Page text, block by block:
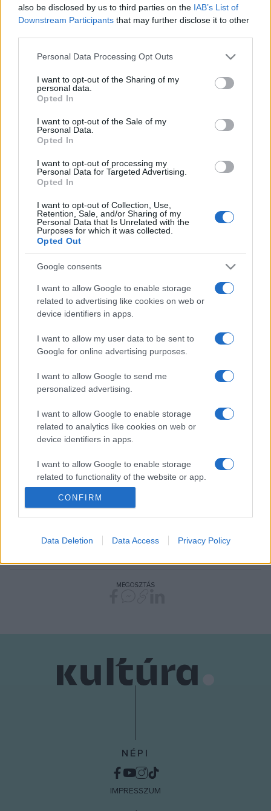
also be disclosed by us to third parties on the IAB’s List of
Downstream Participants that may further disclose it to other
Please note that this website/app uses one or more Google
not limited to your visit or usage behaviour. You may click to
grant or deny consent to Google and its third-party tags to
use your data for below specified purposes in below Google
consent section.
Personal Data Processing Opt Outs
I want to opt-out of the Sharing of my
personal data.
Opted In
I want to opt-out of the Sale of my
Personal Data.
Opted In
I want to opt-out of processing my
Personal Data for Targeted Advertising.
Opted In
I want to opt-out of Collection, Use,
Retention, Sale, and/or Sharing of my
Personal Data that Is Unrelated with the
Purposes for which it was collected.
Opted Out
Google consents
I want to allow Google to enable storage
related to advertising like cookies on web or
device identifiers in apps.
I want to allow my user data to be sent to
Google for online advertising purposes.
I want to allow Google to send me
personalized advertising.
I want to allow Google to enable storage
related to analytics like cookies on web or
device identifiers in apps.
I want to allow Google to enable storage
related to functionality of the website or app.
I want to allow Google to enable storage
I want to allow Google to enable storage
functionality and fraud prevention, and other
CONFIRM
Data Deletion Data Access Privacy Policy
madárfotósa 2023 cím birtokosa Daróczi Csaba
természetfotós lett, aki a második fordulóba jutott fotóival
összesítve a legmagasabb pontszámot érte el. Az év ifjú
madárfotósa 2023 címet Koncz-Bisztricz Tamás érdemelte
ki. Az év madárfotója díjat Horváth Tibor
Szerelem a tavon
című alkotása nyerte el.
A tájékoztatás szerint a pályázat értékelését az idén nyolc
tagúra bővült, neves fotósokból és madarászokból álló
szakmai zsűri végezte, elnöke Imre Tamás természetfotós
volt. A zsűri új tagja a díjátadó házigazdája, egyben a
Növénykert igazgatója, Sós Endre. A zsűritagok a második
fordulóba jutott több mint ötszáz alkotást pontozták, így
alakult ki a végeredmény.
kiállítás megnyitójával zárult. A látványos madárfotókat
bemutató tárlat a Csillagtérben egészen január közepéig
tekinthető meg a budapesti állatkert rendes nyitvatartási
idejében. A verseny szakmai támogatója a Magyar Madártani
Növénykert, a Száz Völgy Természetvédelmi Egyesület,
médiatámogatója pedig a Természetfotó Magazin.
A nyitóképen Horváth TiborSzerelem a tavon
MEGOSZTÁS
NÉPI
IMPRESSZUM